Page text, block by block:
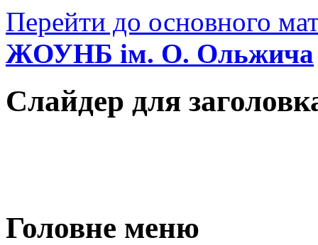
Перейти до основного
ЖОУНБ ім. О. Ольжича
Слайдер для
Головне меню